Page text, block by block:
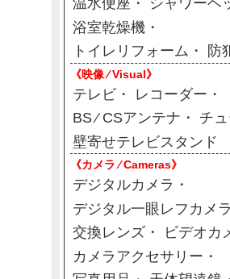
温水便座
シャワーヘ
浴室乾燥機
トイレリフォーム
防
《映像 ⁄ Visual》
テレビ
レコーダー
BS ⁄ CSアンテナ
チ
壁寄せテレビスタンド
《カメラ ⁄ Cameras》
デジタルカメラ
デジタル一眼レフカメラ
交換レンズ
ビデオカ
カメラアクセサリー